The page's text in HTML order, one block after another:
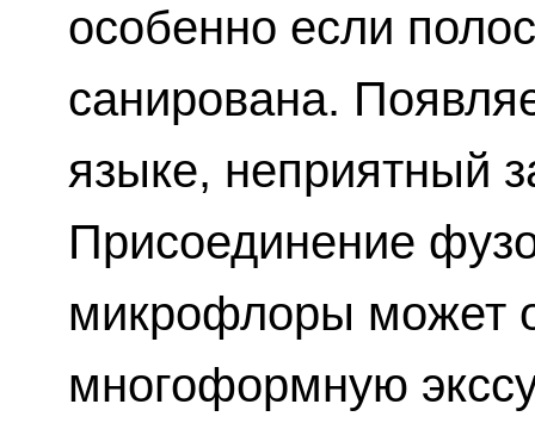
особенно если
санирована.
языке, неприятный
Присоединение
микрофлоры может
многоформную